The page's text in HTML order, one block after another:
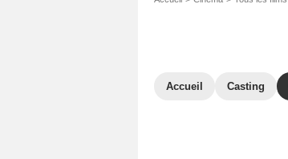
Accueil Casting